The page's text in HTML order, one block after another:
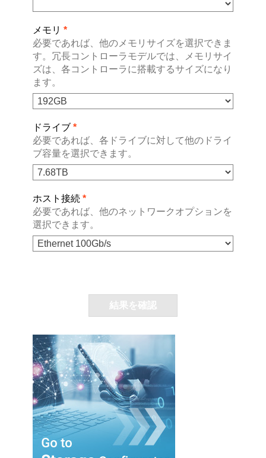
メモリ *
必要であれば、他のメモリサイズを選択できま
す。冗長コントローラモデルでは、メモリサイ
ズは、各コントローラに搭載するサイズになり
ます。
ドライブ *
必要であれば、各ドライブに対して他のドライ
ブ容量を選択できます。
ホスト接続 *
必要であれば、他のネットワークオプションを
選択できます。
結果を確認